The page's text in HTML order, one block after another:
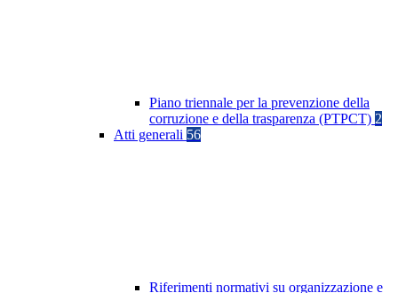
Piano triennale per la prevenzione della
corruzione e della trasparenza (PTPCT) 2
Atti generali 56
Riferimenti normativi su organizzazione e